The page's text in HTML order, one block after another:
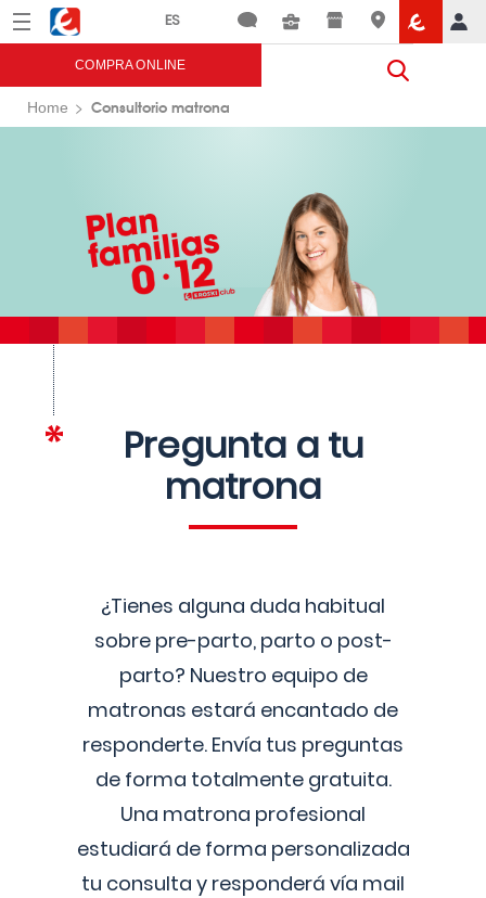
Menú Eroski
COMPRA ONLINE
Home Consultorio matrona
Pregunta a tu
matrona
¿Tienes alguna duda habitual
sobre pre-parto, parto o post-
parto? Nuestro equipo de
matronas estará encantado de
responderte. Envía tus preguntas
de forma totalmente gratuita.
Una matrona profesional
estudiará de forma personalizada
tu consulta y responderá vía mail